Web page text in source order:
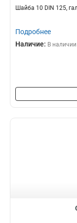
Шайба 10 DIN 125,
Подробнее
Наличие: В наличии